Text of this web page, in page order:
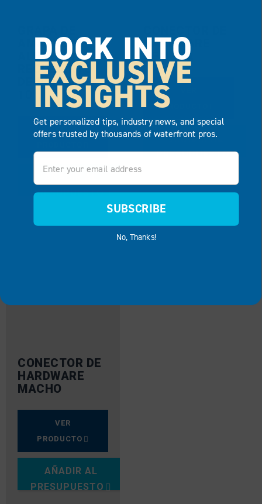
AMARRE DE
ALUMINIO
RECUBIERTO
DE POLVO DE
VER
AÑADIR AL
PRESUPUESTO
HARDWARE
HEMBRA
PRODUCTO
AÑADIR AL
PRESUPUESTO
CONECTOR DE
HARDWARE
MACHO
VER
PRODUCTO
AÑADIR AL
PRESUPUESTO
DOCK INTO
EXCLUSIVE
INSIGHTS
Get personalized tips, industry news, and special
offers trusted by thousands of waterfront pros.
Email
SUBSCRIBE
No, Thanks!